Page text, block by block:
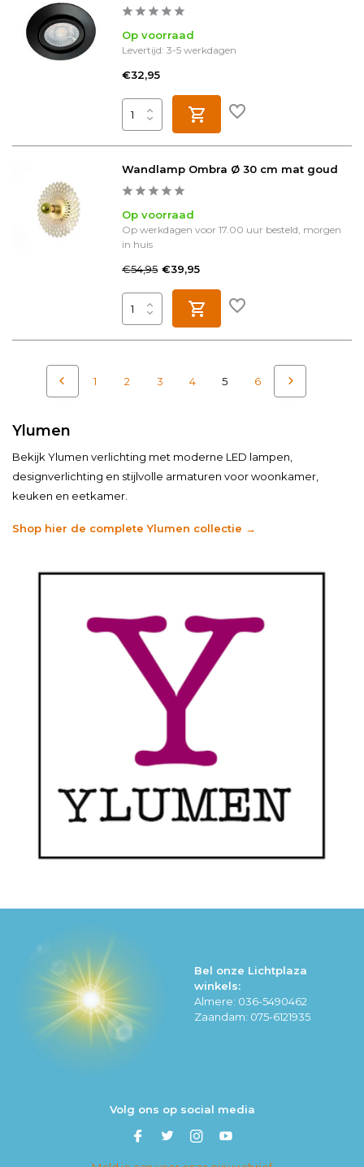
Op voorraad
Levertijd: 3-5 werkdagen
€32,95
Wandlamp Ombra Ø 30 cm mat goud
Op voorraad
Op werkdagen voor 17.00 uur besteld, morgen
in huis
€54,95 €39,95
1 2 3 4 5 6
Ylumen
Bekijk Ylumen verlichting met moderne LED lampen,
designverlichting en stijlvolle armaturen voor woonkamer,
keuken en eetkamer.
Shop hier de complete Ylumen collectie →
Bel onze Lichtplaza
winkels:
Almere: 036-5490462
Zaandam: 075-6121935
Volg ons op social media